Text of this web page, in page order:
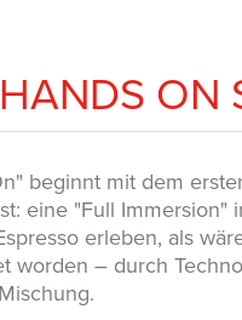
ON
beginnt mit dem
eine "Full Immersion"
erleben, als
worden – durch